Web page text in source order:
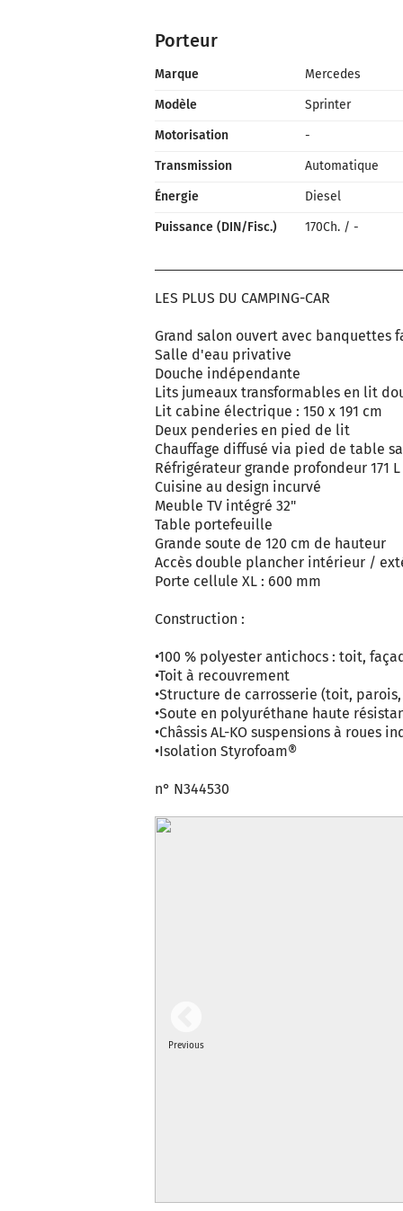
Porteur
Marque
Mercedes
Modèle
Sprinter
Motorisation
-
Transmission
Automatique
Énergie
Diesel
Puissance (DIN/Fisc.)
170Ch./ -
LES PLUS DU CAMPING-CAR
Grand salon ouvert avec banquettes
Salle d'eau privative
Douche indépendante
Lits jumeaux transformables en lit
Lit cabine électrique : 150 x 191 cm
Deux penderies en pied de lit
Chauffage diffusé via pied de table
Réfrigérateur grande profondeur 171
Cuisine au design incurvé
Meuble TV intégré 32"
Table portefeuille
Grande soute de 120 cm de hauteur
Accès double plancher intérieur /
Porte cellule XL : 600 mm
Construction :
•100 % polyester antichocs : toit,
•Toit à recouvrement
•Structure de carrosserie (toit,
•Soute en polyuréthane haute
•Châssis AL-KO suspensions à roues
•Isolation Styrofoam®
n° N344530
Previous